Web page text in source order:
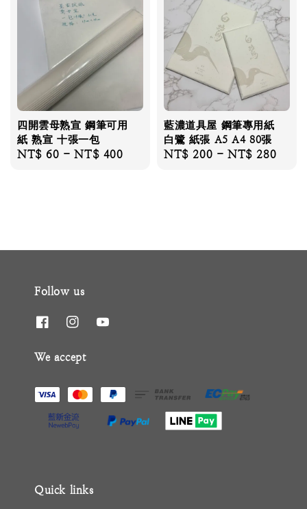
四開雲母熟宣 鋼筆可用
紙 熟宣 十張一包
Regular
NT$ 60 -NT$ 400
藍濃道具屋 鋼筆專用紙
白鷺 紙張 A5 A4 80張
Regular
NT$ 200 -NT$ 280
Follow us
We accept
Quick links